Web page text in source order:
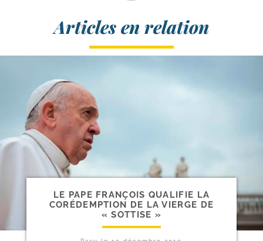
Articles en relation
LE PAPE FRANÇOIS QUALIFIE LA
CORÉDEMPTION DE LA VIERGE DE
« SOTTISE »